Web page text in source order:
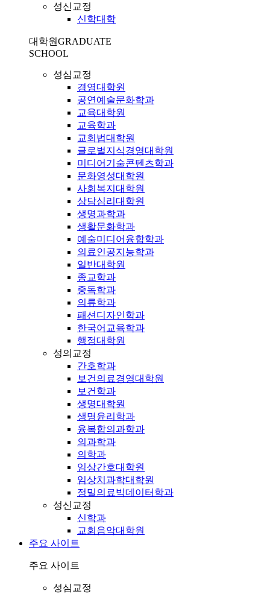
성신교정
신학대학
대학원GRADUATE
SCHOOL
성심교정
경영대학원
공연예술문화학과
교육대학원
교육학과
교회법대학원
글로벌지식경영대학원
미디어기술콘텐츠학과
문화영성대학원
사회복지대학원
상담심리대학원
생명과학과
생활문화학과
예술미디어융합학과
의료인공지능학과
일반대학원
종교학과
중독학과
의류학과
패션디자인학과
한국어교육학과
행정대학원
성의교정
간호학과
보건의료경영대학원
보건학과
생명대학원
생명윤리학과
융복합의과학과
의과학과
의학과
임상간호대학원
임상치과학대학원
정밀의료빅데이터학과
성신교정
신학과
교회음악대학원
주요 사이트
주요 사이트
성심교정